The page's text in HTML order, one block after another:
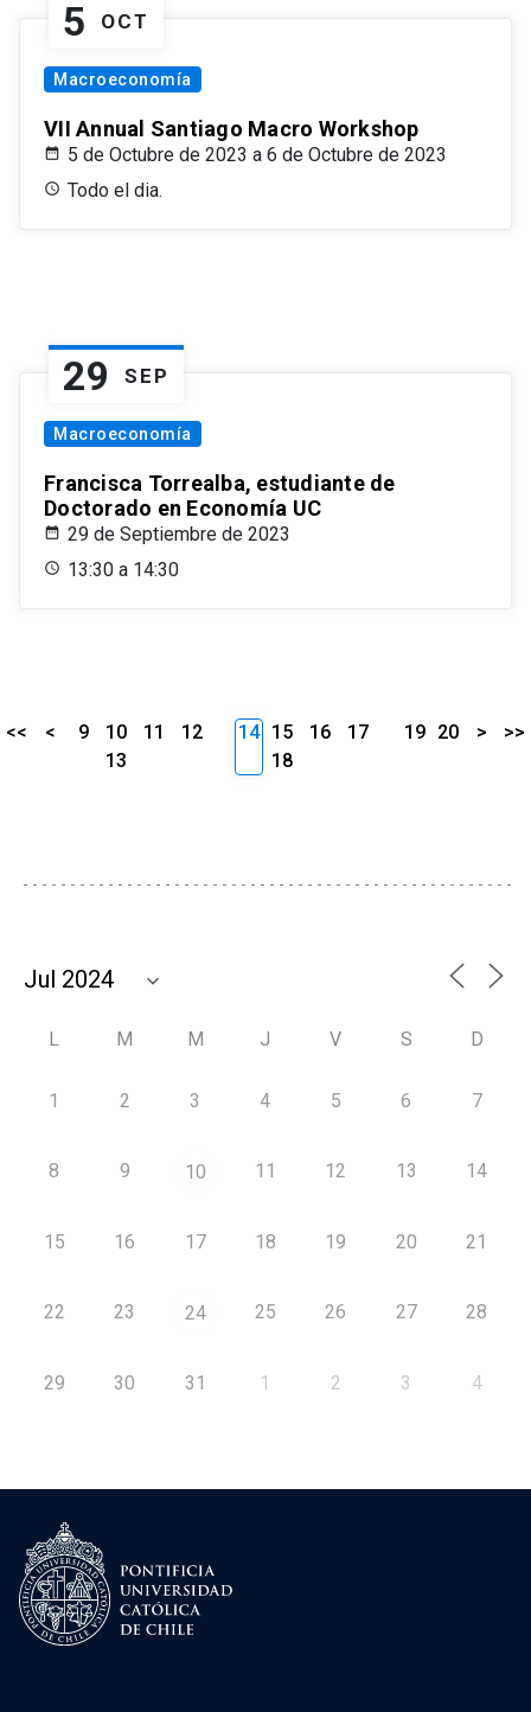
5 OCT
Macroeconomía
VII Annual Santiago Macro Workshop
5 de Octubre de 2023 a 6 de Octubre de 2023
Todo el dia.
29 SEP
Macroeconomía
Francisca Torrealba, estudiante de
Doctorado en Economía UC
29 de Septiembre de 2023
13:30 a 14:30
<< < 9 10 11
12
13
14 15 16
17
18
19 20 > >>
L M M J V S D
1 2 3 4 5 6 7
8 9 10 11 12 13 14
15 16 17 18 19 20 21
22 23 24 25 26 27 28
29 30 31 1 2 3 4